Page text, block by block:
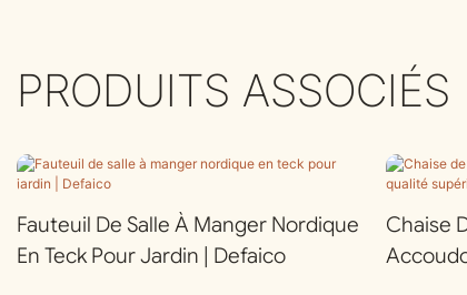
PRODUITS ASSOCIÉS
Fauteuil De Salle À Manger Nordique
En Teck Pour Jardin | Defaico
Chaise